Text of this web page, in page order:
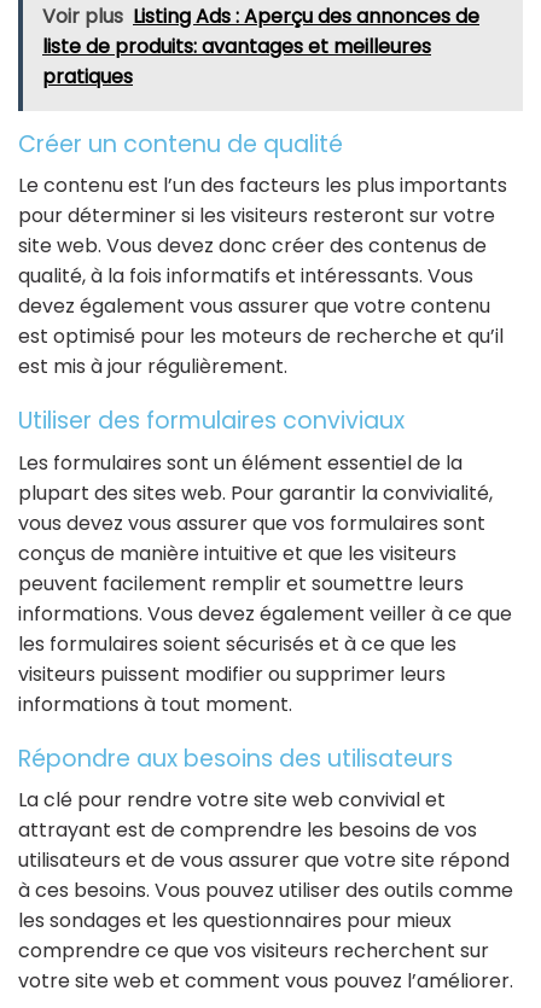
Voir plus Listing Ads : Aperçu des annonces de
liste de produits: avantages et meilleures
pratiques
Créer un contenu de qualité
Le contenu est l’un des facteurs les plus importants
pour déterminer si les visiteurs resteront sur votre
site web. Vous devez donc créer des contenus de
qualité, à la fois informatifs et intéressants. Vous
devez également vous assurer que votre contenu
est optimisé pour les moteurs de recherche et qu’il
est mis à jour régulièrement.
Utiliser des formulaires conviviaux
Les formulaires sont un élément essentiel de la
plupart des sites web. Pour garantir la convivialité,
vous devez vous assurer que vos formulaires sont
conçus de manière intuitive et que les visiteurs
peuvent facilement remplir et soumettre leurs
informations. Vous devez également veiller à ce que
les formulaires soient sécurisés et à ce que les
visiteurs puissent modifier ou supprimer leurs
informations à tout moment.
Répondre aux besoins des utilisateurs
La clé pour rendre votre site web convivial et
attrayant est de comprendre les besoins de vos
utilisateurs et de vous assurer que votre site répond
à ces besoins. Vous pouvez utiliser des outils comme
les sondages et les questionnaires pour mieux
comprendre ce que vos visiteurs recherchent sur
votre site web et comment vous pouvez l’améliorer.